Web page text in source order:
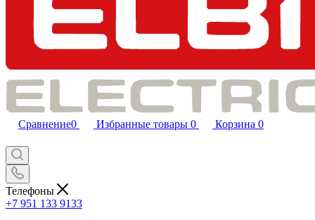
Сравнение0 Избранные товары 0 Корзина 0
Телефоны
+7 951 133 9133